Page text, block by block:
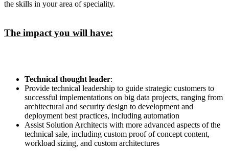
the skills in your area of speciality.
The impact you will have:
Technical thought leader:
Provide technical leadership to guide strategic customers to
successful implementations on big data projects, ranging from
architectural and security design to development and
deployment best practices, including automation
Assist Solution Architects with more advanced aspects of the
technical sale, including custom proof of concept content,
workload sizing, and custom architectures